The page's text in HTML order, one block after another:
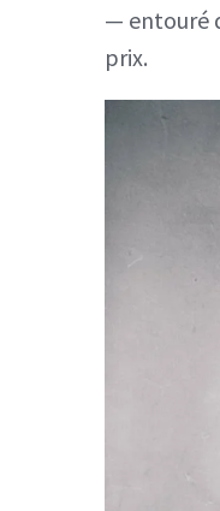
— entouré
prix.